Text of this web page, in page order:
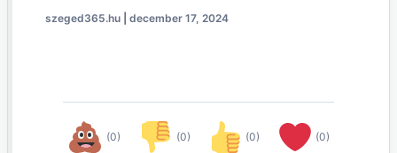
szeged365.hu december 17, 2024
(0) (0) (0) (0)